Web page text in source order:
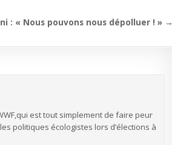
: « Nous pouvons nous dépolluer ! » →
est tout simplement de faire peur
politiques écologistes lors d’élections à